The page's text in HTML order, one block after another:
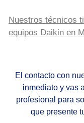
Nuestros técnicos
equipos Daikin en
El contacto con
inmediato y vas
profesional para
que presente